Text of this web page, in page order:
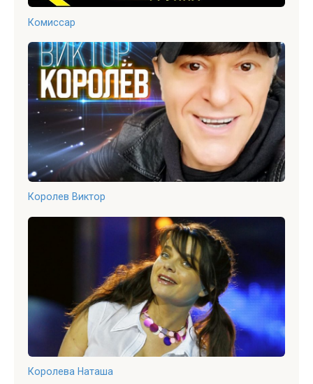
Комиссар
Королев Виктор
Королева Наташа